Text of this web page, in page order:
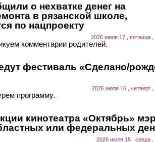
о нехватке денег на
в рязанской школе,
по нацпроекту
2026 июля 17 , пятница ,
комментарии родителей.
фестиваль «Сделано/
2026 июля 16 , четверг ,
программу.
кинотеатра «Октябрь»
или федеральных
2026 июля 15 , среда ,